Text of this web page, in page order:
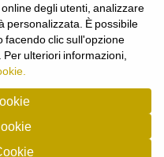
UTENTE
Login
Registrati
09963530010
degli utenti, analizzare
personalizzata. È possibile
facendo clic sull'opzione
ulteriori informazioni,